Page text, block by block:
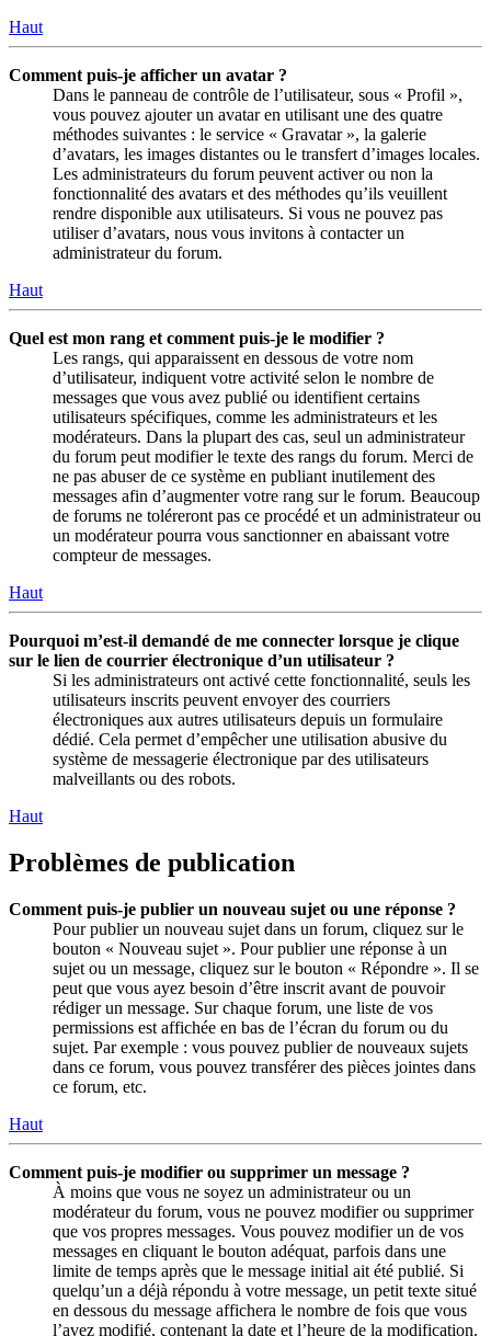
Haut
Comment puis-je afficher un avatar ?
Dans le panneau de contrôle de l’utilisateur, sous « Profil »,
vous pouvez ajouter un avatar en utilisant une des quatre
méthodes suivantes : le service « Gravatar », la galerie
d’avatars, les images distantes ou le transfert d’images locales.
Les administrateurs du forum peuvent activer ou non la
fonctionnalité des avatars et des méthodes qu’ils veuillent
rendre disponible aux utilisateurs. Si vous ne pouvez pas
utiliser d’avatars, nous vous invitons à contacter un
administrateur du forum.
Haut
Quel est mon rang et comment puis-je le modifier ?
Les rangs, qui apparaissent en dessous de votre nom
d’utilisateur, indiquent votre activité selon le nombre de
messages que vous avez publié ou identifient certains
utilisateurs spécifiques, comme les administrateurs et les
modérateurs. Dans la plupart des cas, seul un administrateur
du forum peut modifier le texte des rangs du forum. Merci de
ne pas abuser de ce système en publiant inutilement des
messages afin d’augmenter votre rang sur le forum. Beaucoup
de forums ne toléreront pas ce procédé et un administrateur ou
un modérateur pourra vous sanctionner en abaissant votre
compteur de messages.
Haut
Pourquoi m’est-il demandé de me connecter lorsque je clique
sur le lien de courrier électronique d’un utilisateur ?
Si les administrateurs ont activé cette fonctionnalité, seuls les
utilisateurs inscrits peuvent envoyer des courriers
électroniques aux autres utilisateurs depuis un formulaire
dédié. Cela permet d’empêcher une utilisation abusive du
système de messagerie électronique par des utilisateurs
malveillants ou des robots.
Haut
Problèmes de publication
Comment puis-je publier un nouveau sujet ou une réponse ?
Pour publier un nouveau sujet dans un forum, cliquez sur le
bouton « Nouveau sujet ». Pour publier une réponse à un
sujet ou un message, cliquez sur le bouton « Répondre ». Il se
peut que vous ayez besoin d’être inscrit avant de pouvoir
rédiger un message. Sur chaque forum, une liste de vos
permissions est affichée en bas de l’écran du forum ou du
sujet. Par exemple : vous pouvez publier de nouveaux sujets
dans ce forum, vous pouvez transférer des pièces jointes dans
ce forum, etc.
Haut
Comment puis-je modifier ou supprimer un message ?
À moins que vous ne soyez un administrateur ou un
modérateur du forum, vous ne pouvez modifier ou supprimer
que vos propres messages. Vous pouvez modifier un de vos
messages en cliquant le bouton adéquat, parfois dans une
limite de temps après que le message initial ait été publié. Si
quelqu’un a déjà répondu à votre message, un petit texte situé
en dessous du message affichera le nombre de fois que vous
l’avez modifié, contenant la date et l’heure de la modification.